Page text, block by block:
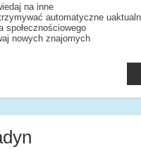
na inne
automatyczne
społecznościowego
nowych znajomych